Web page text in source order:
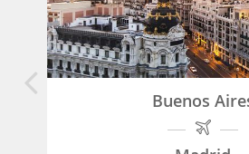
Buenos